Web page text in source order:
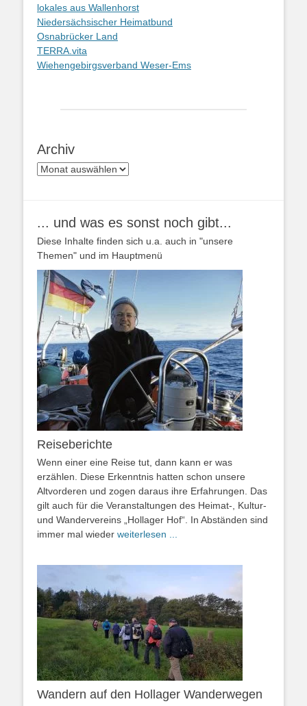
lokales aus Wallenhorst
Niedersächsischer Heimatbund
Osnabrücker Land
TERRA.vita
Wiehengebirgsverband Weser-Ems
Archiv
Archiv
... und was es sonst noch gibt...
Diese Inhalte finden sich u.a. auch in "unsere
Themen" und im Hauptmenü
Reiseberichte
Wenn einer eine Reise tut, dann kann er was
erzählen. Diese Erkenntnis hatten schon unsere
Altvorderen und zogen daraus ihre Erfahrungen. Das
gilt auch für die Veranstaltungen des Heimat-, Kultur-
und Wandervereins „Hollager Hof“. In Abständen sind
immer mal wieder weiterlesen ...
Wandern auf den Hollager Wanderwegen